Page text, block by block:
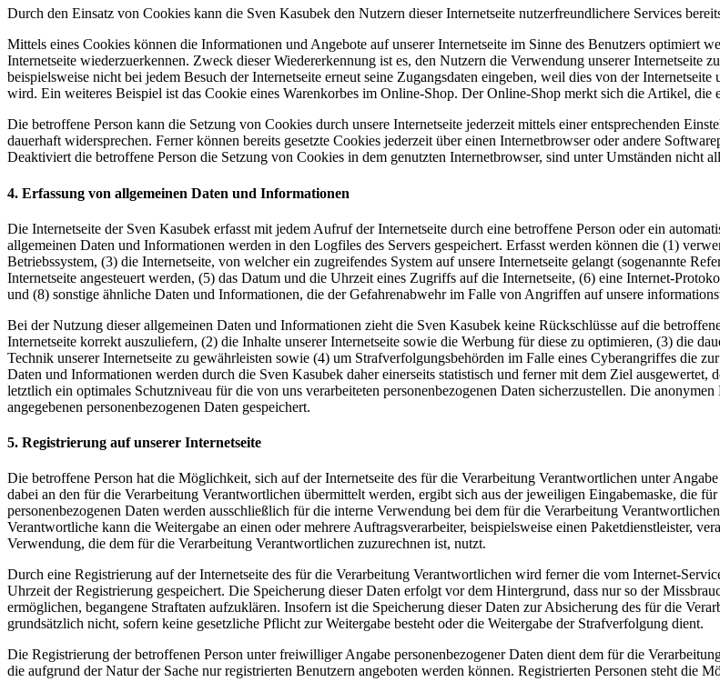
Durch den Einsatz von Cookies kann die Sven Kasubek den Nutzern dieser Internetseite nutzerfreundlichere Services
Mittels eines Cookies können die Informationen und Angebote auf unserer Internetseite im Sinne des Benutzers optimiert
Internetseite wiederzuerkennen. Zweck dieser Wiedererkennung ist es, den Nutzern die Verwendung unserer Internetseite
beispielsweise nicht bei jedem Besuch der Internetseite erneut seine Zugangsdaten eingeben, weil dies von der
wird. Ein weiteres Beispiel ist das Cookie eines Warenkorbes im Online-Shop. Der Online-Shop merkt sich die Artikel,
Die betroffene Person kann die Setzung von Cookies durch unsere Internetseite jederzeit mittels einer entsprechenden
dauerhaft widersprechen. Ferner können bereits gesetzte Cookies jederzeit über einen Internetbrowser oder andere
Deaktiviert die betroffene Person die Setzung von Cookies in dem genutzten Internetbrowser, sind unter Umständen nicht
4. Erfassung von allgemeinen Daten und Informationen
Die Internetseite der Sven Kasubek erfasst mit jedem Aufruf der Internetseite durch eine betroffene Person oder ein
allgemeinen Daten und Informationen werden in den Logfiles des Servers gespeichert. Erfasst werden können die (1)
Betriebssystem, (3) die Internetseite, von welcher ein zugreifendes System auf unsere Internetseite gelangt (sogenannte
Internetseite angesteuert werden, (5) das Datum und die Uhrzeit eines Zugriffs auf die Internetseite, (6) eine Internet-
und (8) sonstige ähnliche Daten und Informationen, die der Gefahrenabwehr im Falle von Angriffen auf unsere
Bei der Nutzung dieser allgemeinen Daten und Informationen zieht die Sven Kasubek keine Rückschlüsse auf die
Internetseite korrekt auszuliefern, (2) die Inhalte unserer Internetseite sowie die Werbung für diese zu optimieren, (3) die
Technik unserer Internetseite zu gewährleisten sowie (4) um Strafverfolgungsbehörden im Falle eines Cyberangriffes die
Daten und Informationen werden durch die Sven Kasubek daher einerseits statistisch und ferner mit dem Ziel
letztlich ein optimales Schutzniveau für die von uns verarbeiteten personenbezogenen Daten sicherzustellen. Die
angegebenen personenbezogenen Daten gespeichert.
5. Registrierung auf unserer Internetseite
Die betroffene Person hat die Möglichkeit, sich auf der Internetseite des für die Verarbeitung Verantwortlichen unter
dabei an den für die Verarbeitung Verantwortlichen übermittelt werden, ergibt sich aus der jeweiligen Eingabemaske, die
personenbezogenen Daten werden ausschließlich für die interne Verwendung bei dem für die Verarbeitung
Verantwortliche kann die Weitergabe an einen oder mehrere Auftragsverarbeiter, beispielsweise einen Paketdienstleister,
Verwendung, die dem für die Verarbeitung Verantwortlichen zuzurechnen ist, nutzt.
Durch eine Registrierung auf der Internetseite des für die Verarbeitung Verantwortlichen wird ferner die vom Internet-
Uhrzeit der Registrierung gespeichert. Die Speicherung dieser Daten erfolgt vor dem Hintergrund, dass nur so der
ermöglichen, begangene Straftaten aufzuklären. Insofern ist die Speicherung dieser Daten zur Absicherung des für die
grundsätzlich nicht, sofern keine gesetzliche Pflicht zur Weitergabe besteht oder die Weitergabe der Strafverfolgung dient.
Die Registrierung der betroffenen Person unter freiwilliger Angabe personenbezogener Daten dient dem für die
die aufgrund der Natur der Sache nur registrierten Benutzern angeboten werden können. Registrierten Personen steht die